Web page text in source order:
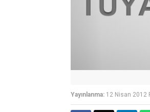
Yayınlanma: 12 Nisan 2012